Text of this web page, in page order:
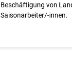
Beschäftigung von
Saisonarbeiter/-innen.